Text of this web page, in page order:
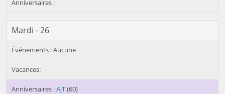
Mardi - 26
AjT(60)